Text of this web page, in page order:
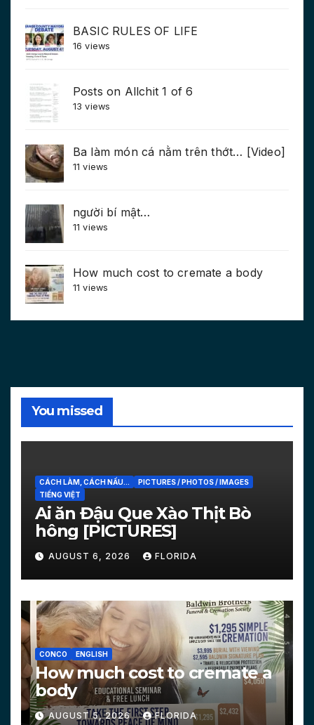
BASIC RULES OF LIFE
16 views
Posts on Allchit 1 of 6
13 views
Ba làm món cá nằm trên thớt… [Video]
11 views
người bí mật…
11 views
How much cost to cremate a body
11 views
You missed
CÁCH LÀM, CÁCH NẤU...
PICTURES / PHOTOS / IMAGES
TIẾNG VIỆT
Ai ăn Đậu Que Xào Thịt Bò
hông [PICTURES]
AUGUST 6, 2026 FLORIDA
CONCO ENGLISH
How much cost to cremate a
body
AUGUST 5, 2026 FLORIDA